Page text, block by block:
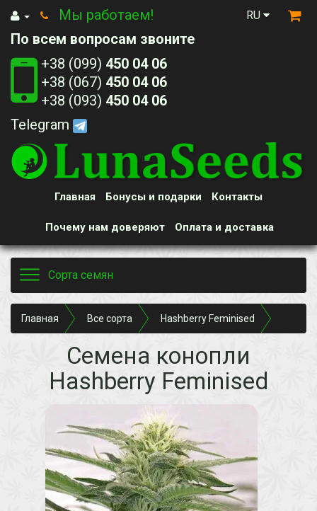
RU
Мы работаем!
По всем вопросам звоните
+38 (099) 450 04 06
+38 (067) 450 04 06
+38 (093) 450 04 06
Telegram
Главная
Почему нам доверяют
Контакты
Бонусы и подарки
Оплата и доставка
Toggle
navigation
Сорта семян
Главная Все сорта Hashberry Feminised
Семена конопли
Hashberry Feminised